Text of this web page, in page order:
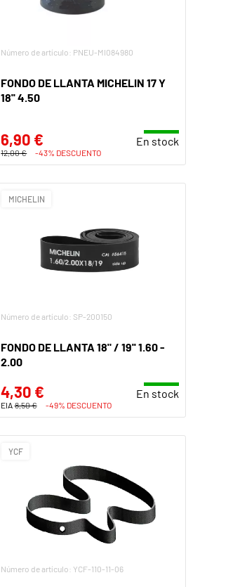
Número de artículo: PNEU-MI084980
FONDO DE LLANTA MICHELIN 17 Y
18'' 4.50
6,90 € En stock
12,00 € -43% DESCUENTO
MICHELIN
Número de artículo: SP-200150
FONDO DE LLANTA 18" / 19'' 1.60 -
2.00
4,30 € En stock
EIA8,50 € -49% DESCUENTO
YCF
Número de artículo: YCF-110-11-06